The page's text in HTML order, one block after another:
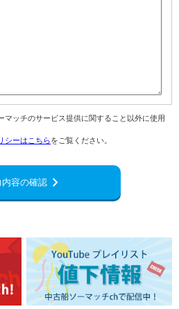
マッチのサービス提供に関すること以外に使用
シーはこちらをご覧ください。
内容の確認chevron_right